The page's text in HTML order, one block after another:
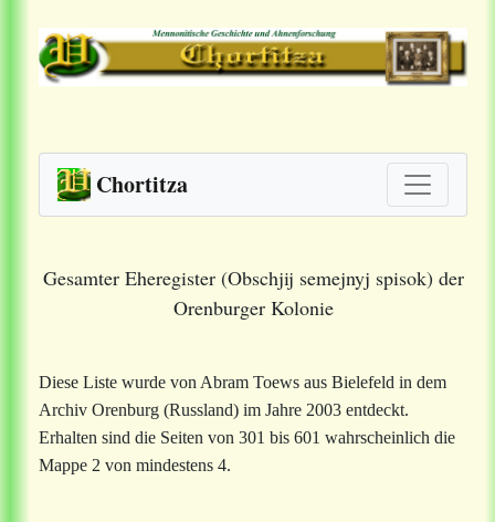
Chortitza
Gesamter Eheregister (Obschjij semejnyj spisok) der
Orenburger Kolonie
Diese Liste wurde von Abram Toews aus Bielefeld in dem
Archiv Orenburg (Russland) im Jahre 2003 entdeckt.
Erhalten sind die Seiten von 301 bis 601 wahrscheinlich die
Mappe 2 von mindestens 4.